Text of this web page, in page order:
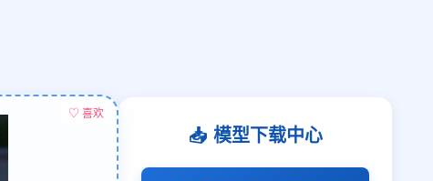
♡ 喜欢
📥 模型下载中心